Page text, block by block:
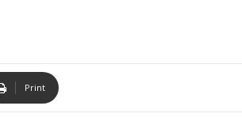
Print